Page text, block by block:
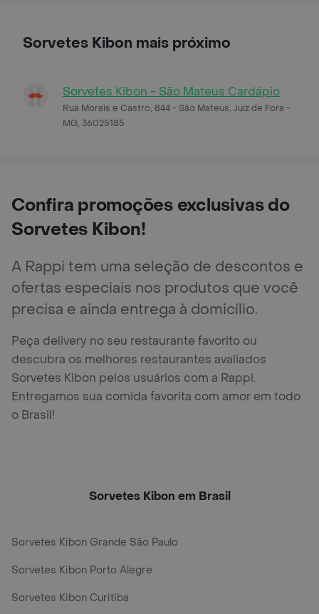
Sorvetes Kibon mais próximo
Sorvetes Kibon - São Mateus Cardápio
Rua Morais e Castro, 844 - São Mateus, Juiz de Fora -
MG, 36025185
Confira promoções exclusivas do
Sorvetes Kibon!
A Rappi tem uma seleção de descontos e
ofertas especiais nos produtos que você
precisa e ainda entrega à domicílio.
Peça delivery no seu restaurante favorito ou
descubra os melhores restaurantes avaliados
Sorvetes Kibon pelos usuários com a Rappi.
Entregamos sua comida favorita com amor em todo
o Brasil!
Sorvetes Kibon em Brasil
Sorvetes Kibon Grande São Paulo
Sorvetes Kibon Porto Alegre
Sorvetes Kibon Curitiba